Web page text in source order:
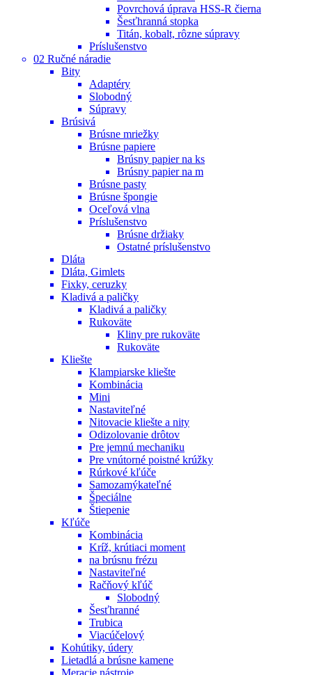
Povrchová úprava HSS-R čierna
Šesťhranná stopka
Titán, kobalt, rôzne súpravy
Príslušenstvo
02 Ručné náradie
Bity
Adaptéry
Slobodný
Súpravy
Brúsivá
Brúsne mriežky
Brúsne papiere
Brúsny papier na ks
Brúsny papier na m
Brúsne pasty
Brúsne špongie
Oceľová vlna
Príslušenstvo
Brúsne držiaky
Ostatné príslušenstvo
Dláta
Dláta, Gimlets
Fixky, ceruzky
Kladivá a paličky
Kladivá a paličky
Rukoväte
Kliny pre rukoväte
Rukoväte
Kliešte
Klampiarske kliešte
Kombinácia
Mini
Nastaviteľné
Nitovacie kliešte a nity
Odizolovanie drôtov
Pre jemnú mechaniku
Pre vnútorné poistné krúžky
Rúrkové kľúče
Samozamýkateľné
Špeciálne
Štiepenie
Kľúče
Kombinácia
Kríž, krútiaci moment
na brúsnu frézu
Nastaviteľné
Račňový kľúč
Slobodný
Šesťhranné
Trubica
Viacúčelový
Kohútiky, údery
Lietadlá a brúsne kamene
Meracie nástroje